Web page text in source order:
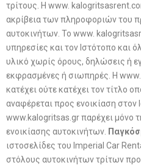
τρίτους. Η www.
ακρίβεια των πληροφοριών του
αυτοκινήτων. Το www.
υπηρεσίες και τον Ιστότοπο και
υλικό χωρίς όρους, δηλώσεις ή
εκφρασμένες ή σιωπηρές. Η
κατέχει ούτε κατέχει τον τίτλο
αναφέρεται προς ενοικίαση στον
www.kalogritsas.gr παρέχει μόνο
ενοικίασης αυτοκινήτων.
ιστοσελίδες του Imperial Car
στόλους αυτοκινήτων τρίτων